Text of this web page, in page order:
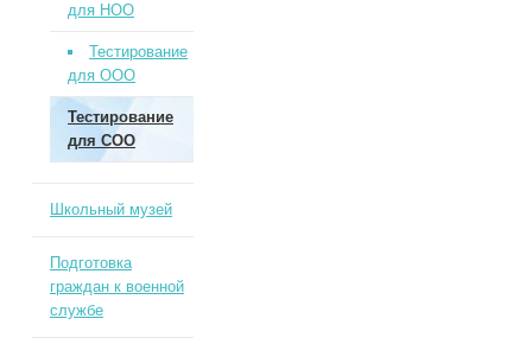
для НОО
Тестирование
для ООО
Тестирование
для СОО
Школьный музей
Подготовка
граждан к военной
службе